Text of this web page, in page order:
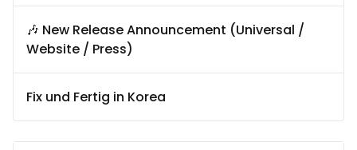
🎶 New Release Announcement (Universal /
Website / Press)
Fix und Fertig in Korea